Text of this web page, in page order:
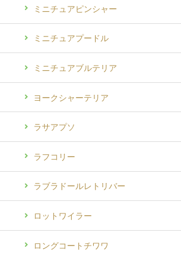
ミニチュアピンシャー
ミニチュアプードル
ミニチュアブルテリア
ヨークシャーテリア
ラサアプソ
ラフコリー
ラブラドールレトリバー
ロットワイラー
ロングコートチワワ